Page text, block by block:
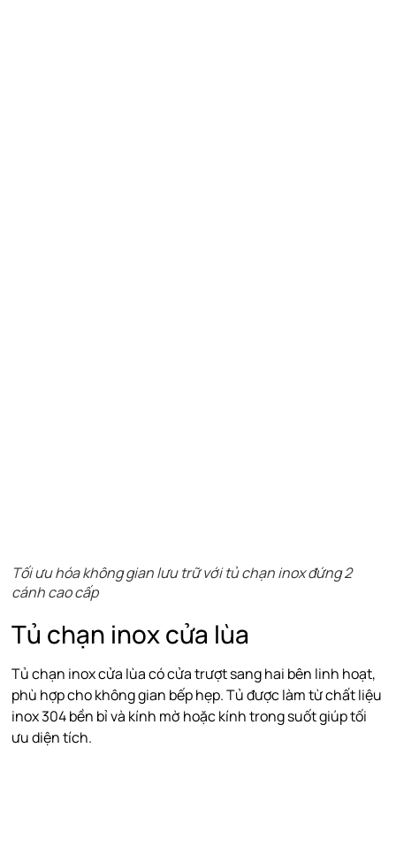
Tối ưu hóa không gian lưu trữ với tủ chạn inox đứng 2
cánh cao cấp
Tủ chạn inox cửa lùa
Tủ chạn inox cửa lùa có cửa trượt sang hai bên linh hoạt,
phù hợp cho không gian bếp hẹp. Tủ được làm từ chất liệu
inox 304 bền bỉ và kính mờ hoặc kính trong suốt giúp tối
ưu diện tích.